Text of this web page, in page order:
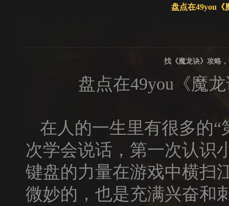
盘点在49you《
找《魔龙诀》攻略
盘点在49you 《魔
在人的一生里有很多的
次学会说话，第一次认识
键盘的力量在游戏中横
微妙的，也是充满兴奋和